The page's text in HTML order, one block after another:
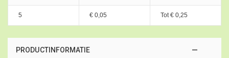
5 € 0,05 Tot € 0,25
PRODUCTINFORMATIE